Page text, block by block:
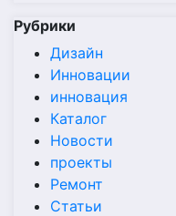
Рубрики
Дизайн
Инновации
инновация
Каталог
Новости
проекты
Ремонт
Статьи